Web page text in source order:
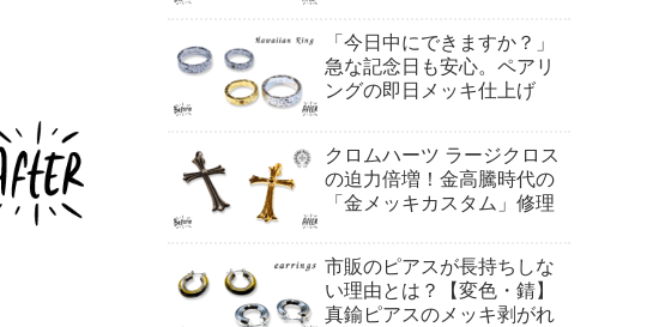
「今日中にできますか？」
急な記念日も安心。ペアリ
ングの即日メッキ仕上げ
クロムハーツ ラージクロス
の迫力倍増！金高騰時代の
「金メッキカスタム」修理
市販のピアスが長持ちしな
い理由とは？【変色・錆】
真鍮ピアスのメッキ剥がれ